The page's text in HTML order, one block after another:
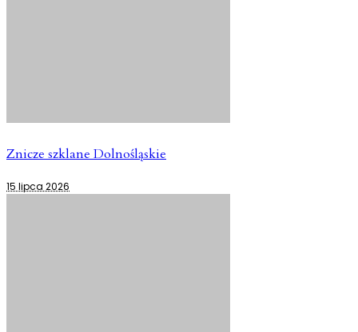
Znicze szklane Dolnośląskie
15 lipca 2026